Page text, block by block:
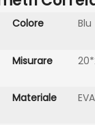
Colore Blu
Misurare
Materiale EVA